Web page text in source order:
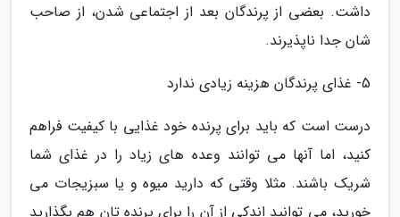
داشت. بعضی از پرندگان بعد از اجتماعی شدن، از صاحب
شان جدا ناپذیرند.
5- غذای پرندگان هزینه زیادی ندارد
درست است که باید برای پرنده خود غذایی با کیفیت فراهم
کنید، اما آنها می توانند وعده های زیاد را در غذای شما
شریک باشند. مثلا وقتی که دارید میوه و یا سبزیجات می
خورید، می توانید اندکی از آن را برای پرنده تان هم بگذارید